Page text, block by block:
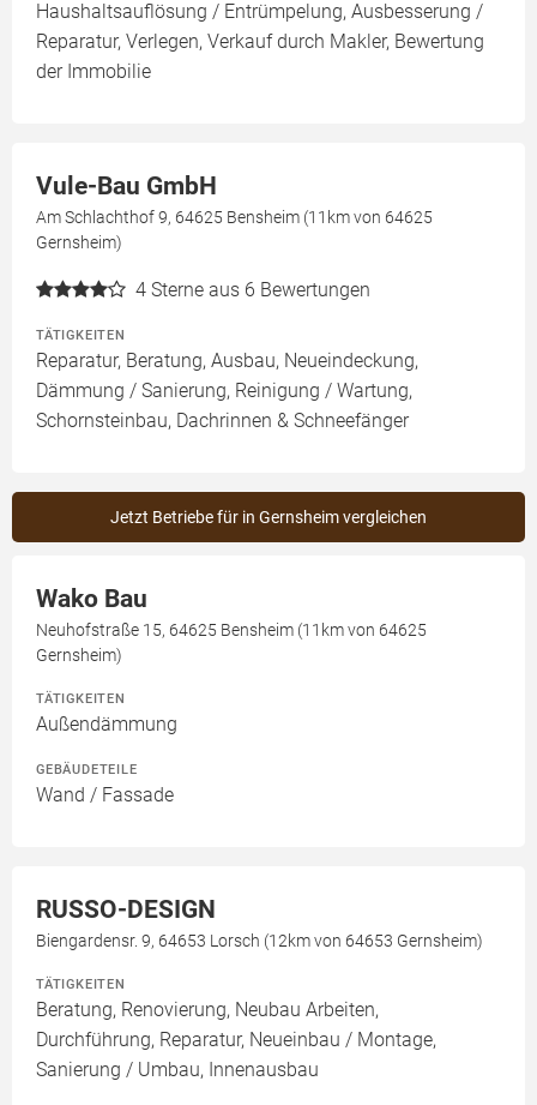
Haushaltsauflösung / Entrümpelung, Ausbesserung /
Reparatur, Verlegen, Verkauf durch Makler, Bewertung
der Immobilie
Vule-Bau GmbH
Am Schlachthof 9, 64625 Bensheim (11km von 64625
Gernsheim)
4 Sterne aus 6 Bewertungen
TÄTIGKEITEN
Reparatur, Beratung, Ausbau, Neueindeckung,
Dämmung / Sanierung, Reinigung / Wartung,
Schornsteinbau, Dachrinnen & Schneefänger
Jetzt Betriebe für in Gernsheim vergleichen
Wako Bau
Neuhofstraße 15, 64625 Bensheim (11km von 64625
Gernsheim)
TÄTIGKEITEN
Außendämmung
GEBÄUDETEILE
Wand / Fassade
RUSSO-DESIGN
Biengardensr. 9, 64653 Lorsch (12km von 64653 Gernsheim)
TÄTIGKEITEN
Beratung, Renovierung, Neubau Arbeiten,
Durchführung, Reparatur, Neueinbau / Montage,
Sanierung / Umbau, Innenausbau